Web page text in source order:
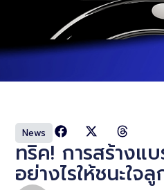
News
ทริค! การสร้างแ
อย่างไรให้ชนะใจ